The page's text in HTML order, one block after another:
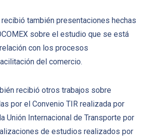
recibió también presentaciones hechas
sobre el estudio que se está
con los procesos
del comercio.
recibió otros trabajos sobre
por el Convenio TIR realizada por
Unión Internacional de Transporte por
de estudios realizados por